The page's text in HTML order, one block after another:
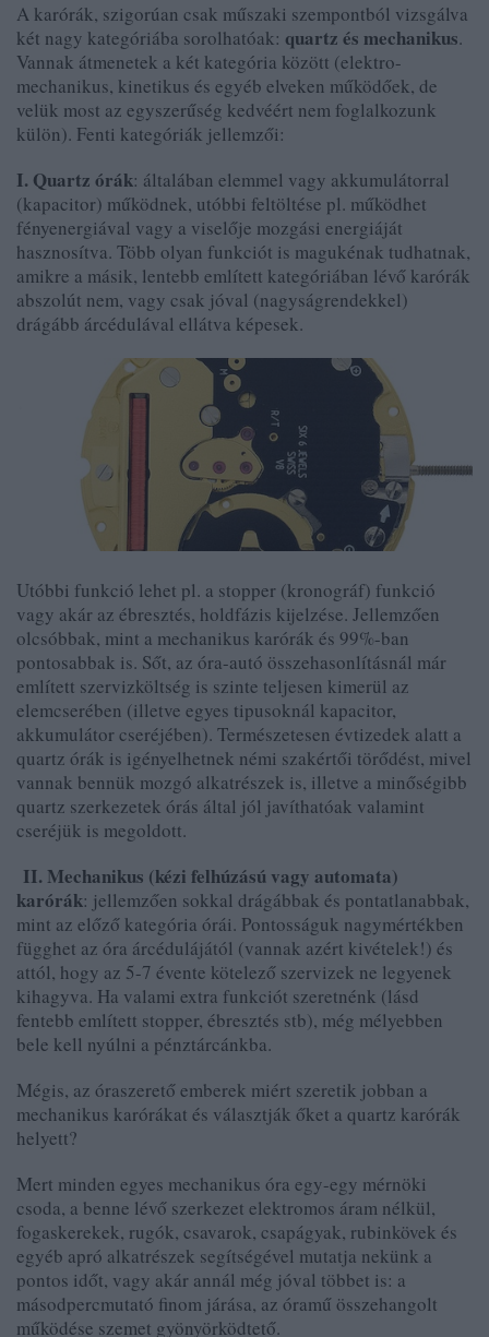
A karórák, szigorúan csak műszaki szempontból vizsgálva
két nagy kategóriába sorolhatóak: quartz és mechanikus.
Vannak átmenetek a két kategória között (elektro-
mechanikus, kinetikus és egyéb elveken működőek, de
velük most az egyszerűség kedvéért nem foglalkozunk
külön). Fenti kategóriák jellemzői:
I. Quartz órák: általában elemmel vagy akkumulátorral
(kapacitor) működnek, utóbbi feltöltése pl. működhet
fényenergiával vagy a viselője mozgási energiáját
hasznosítva. Több olyan funkciót is magukénak tudhatnak,
amikre a másik, lentebb említett kategóriában lévő karórák
abszolút nem, vagy csak jóval (nagyságrendekkel)
drágább árcédulával ellátva képesek.
Utóbbi funkció lehet pl. a stopper (kronográf) funkció
vagy akár az ébresztés, holdfázis kijelzése. Jellemzően
olcsóbbak, mint a mechanikus karórák és 99%-ban
pontosabbak is. Sőt, az óra-autó összehasonlításnál már
említett szervizköltség is szinte teljesen kimerül az
elemcserében (illetve egyes tipusoknál kapacitor,
akkumulátor cseréjében). Természetesen évtizedek alatt a
quartz órák is igényelhetnek némi szakértői törődést, mivel
vannak bennük mozgó alkatrészek is, illetve a minőségibb
quartz szerkezetek órás által jól javíthatóak valamint
cseréjük is megoldott.
II. Mechanikus (kézi felhúzású vagy automata)
karórák: jellemzően sokkal drágábbak és pontatlanabbak,
mint az előző kategória órái. Pontosságuk nagymértékben
függhet az óra árcédulájától (vannak azért kivételek!) és
attól, hogy az 5-7 évente kötelező szervizek ne legyenek
kihagyva. Ha valami extra funkciót szeretnénk (lásd
fentebb említett stopper, ébresztés stb), még mélyebben
bele kell nyúlni a pénztárcánkba.
Mégis, az óraszerető emberek miért szeretik jobban a
mechanikus karórákat és választják őket a quartz karórák
helyett?
Mert minden egyes mechanikus óra egy-egy mérnöki
csoda, a benne lévő szerkezet elektromos áram nélkül,
fogaskerekek, rugók, csavarok, csapágyak, rubinkövek és
egyéb apró alkatrészek segítségével mutatja nekünk a
pontos időt, vagy akár annál még jóval többet is: a
másodpercmutató finom járása, az óramű összehangolt
működése szemet gyönyörködtető.